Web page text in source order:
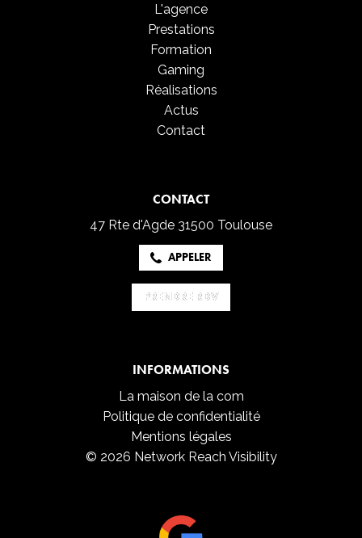
L'agence
Prestations
Formation
Gaming
Réalisations
Actus
Contact
CONTACT
47 Rte d'Agde 31500 Toulouse
APPELER
PRENDRE RDV
PRENDRE RDV
INFORMATIONS
La maison de la com
Politique de confidentialité
Mentions légales
© 2026 Network Reach Visibility